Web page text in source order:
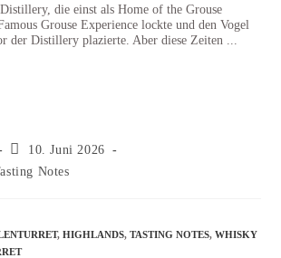
die einst als Home of the Grouse
Grouse Experience lockte und den Vogel
der Distillery plazierte. Aber diese Zeiten ...
10. Juni 2026
Notes
, HIGHLANDS, TASTING NOTES, WHISKY